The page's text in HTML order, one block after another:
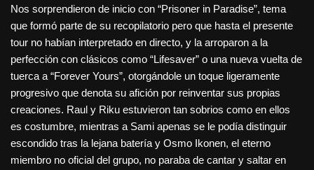
Nos sorprendieron de inicio con “Prisoner in Paradise”, tema
que formó parte de su recopilatorio pero que hasta el presente
tour no habían interpretado en directo, y la arroparon a la
perfección con clásicos como “Lifesaver” o una nueva vuelta de
tuerca a “Forever Yours”, otorgándole un toque ligeramente
progresivo que denota su afición por reinventar sus propias
creaciones. Raul y Riku estuvieron tan sobrios como en ellos
es costumbre, mientras a Sami apenas se le podía distinguir
escondido tras la lejana batería y Osmo Ikonen, el eterno
miembro no oficial del grupo, no paraba de cantar y saltar en